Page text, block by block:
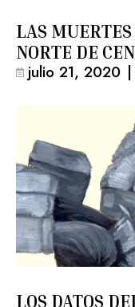
LAS
NORTE DE
julio 21, 2020 |
LOS DATOS